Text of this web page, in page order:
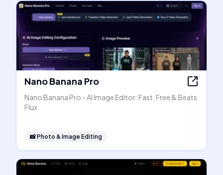
Nano Banana Pro
Nano Banana Pro - AI Image Editor: Fast, Free & Beats
Flux
📸Photo & Image Editing